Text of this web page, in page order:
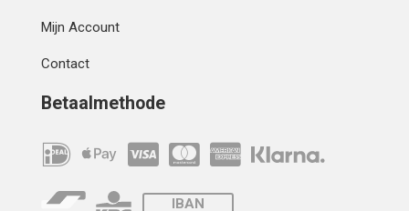
Mijn Account
Contact
Betaalmethode
IBAN